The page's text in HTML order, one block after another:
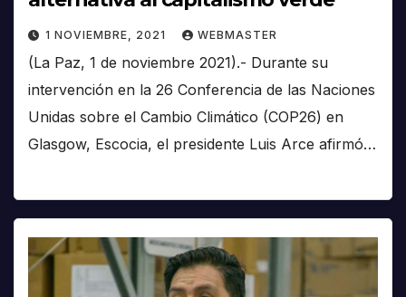
1 NOVIEMBRE, 2021 WEBMASTER
(La Paz, 1 de noviembre 2021).- Durante su
intervención en la 26 Conferencia de las Naciones
Unidas sobre el Cambio Climático (COP26) en
Glasgow, Escocia, el presidente Luis Arce afirmó…